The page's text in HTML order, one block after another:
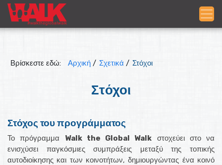
Βρίσκεστε εδώ: Αρχική / Σχετικά / Στόχοι
Στόχοι
Στόχος του προγράμματος
Το πρόγραμμα Walk the Global Walk στοχεύει στο να
ενισχύσει παγκόσμιες συμπράξεις μεταξύ της τοπικής
αυτοδιοίκησης και των κοινοτήτων, δημιουργώντας ένα κοινό